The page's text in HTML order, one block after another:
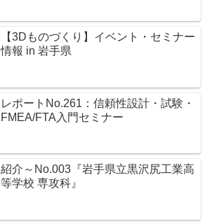
【3Dものづくり】イベント・セミナー
情報 in 岩手県
レポートNo.261：信頼性設計・試験・
FMEA/FTA入門セミナー
紹介～No.003『岩手県立黒沢尻工業高
等学校 専攻科』